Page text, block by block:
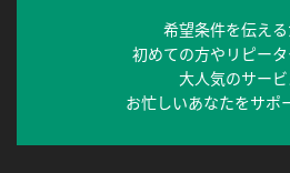
希望条件を伝える
初めての方やリピー
大人気のサービ
お忙しいあなたをサポ